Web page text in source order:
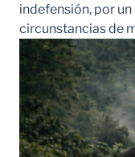
indefensión, por
circunstancias de